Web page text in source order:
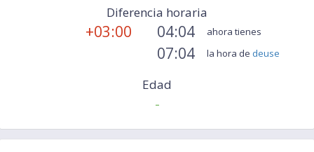
Diferencia horaria
+03:00 04:04 ahora tienes
07:04 la hora de deuse
Edad
-